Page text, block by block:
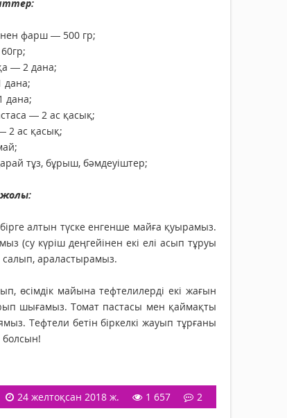
фарш — 500 гр;
— 2 дана;
дана;
— 2 ас қасық;
2 ас қасық;
тұз, бұрыш, бәмдеуіштер;
жолы:
алтын түске енгенше майға қуырамыз.
(су күріш деңгейінен екі елі асып тұруы
салып, араластырамыз.
өсімдік майына тефтелилерді екі жағын
шығамыз. Томат пастасы мен қаймақты
Тефтели бетін біркелкі жауып тұрғаны
24 желтоқсан 2018 ж. 1 657 2